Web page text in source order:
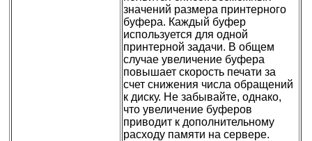
значений размера принтерного
буфера. Каждый буфер
используется для одной
принтерной задачи. В общем
случае увеличение буфера
повышает скорость печати за
счет снижения числа обращений
к диску. Не забывайте, однако,
что увеличение буферов
приводит к дополнительному
расходу памяти на сервере.